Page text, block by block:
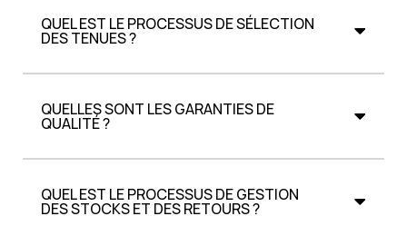
QUEL EST LE PROCESSUS DE SÉLECTION
DES TENUES ?
QUELLES SONT LES GARANTIES DE
QUALITÉ ?
QUEL EST LE PROCESSUS DE GESTION
DES STOCKS ET DES RETOURS ?